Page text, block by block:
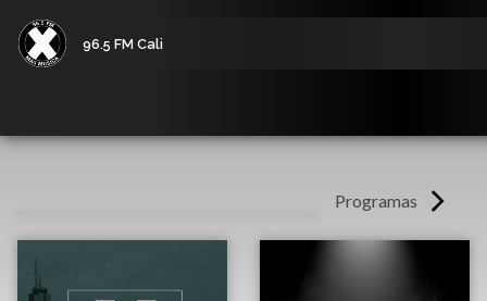
96.5 FM Cali
Programas